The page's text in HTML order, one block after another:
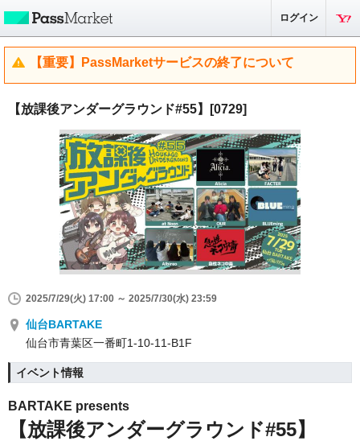
ログイン
【重要】PassMarketサービスの終了について
【放課後アンダーグラウンド#55】[0729]
2025/7/29(火) 17:00 ～ 2025/7/30(水) 23:59
仙台BARTAKE
仙台市青葉区一番町1-10-11-B1F
イベント情報
BARTAKE presents
【放課後アンダーグラウンド#55】